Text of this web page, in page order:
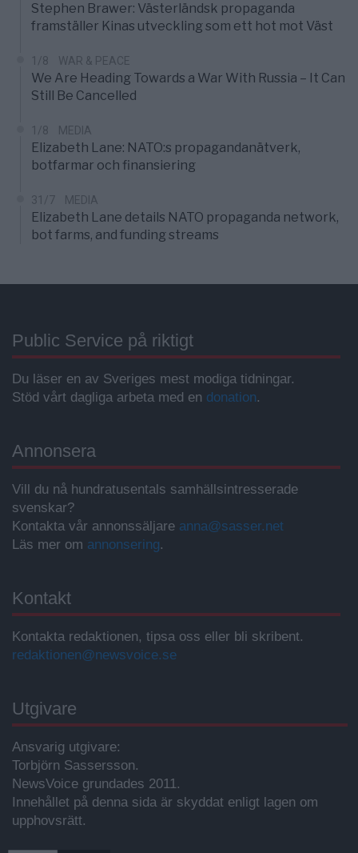
Stephen Brawer: Västerländsk propaganda
framställer Kinas utveckling som ett hot mot Väst
1/8 WAR & PEACE
We Are Heading Towards a War With Russia – It Can
Still Be Cancelled
1/8 MEDIA
Elizabeth Lane: NATO:s propagandanätverk,
botfarmar och finansiering
31/7 MEDIA
Elizabeth Lane details NATO propaganda network,
bot farms, and funding streams
Public Service på riktigt
Du läser en av Sveriges mest modiga tidningar.
Stöd vårt dagliga arbeta med en donation.
Annonsera
Vill du nå hundratusentals samhällsintresserade
svenskar?
Kontakta vår annonssäljare anna@sasser.net
Läs mer om annonsering.
Kontakt
Kontakta redaktionen, tipsa oss eller bli skribent.
redaktionen@newsvoice.se
Utgivare
Ansvarig utgivare:
Torbjörn Sassersson.
NewsVoice grundades 2011.
Innehållet på denna sida är skyddat enligt lagen om
upphovsrätt.